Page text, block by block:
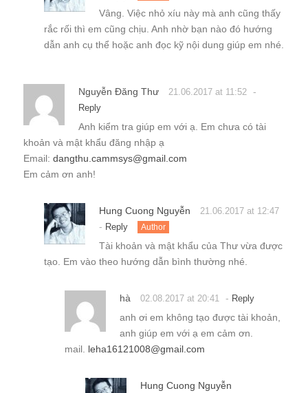
Vâng. Việc nhỏ xíu này mà anh cũng thấy
rắc rối thì em cũng chịu. Anh nhờ bạn nào đó hướng
dẫn anh cụ thể hoặc anh đọc kỹ nội dung giúp em nhé.
Nguyễn Đăng Thư 21.06.2017 at 11:52 -
Reply
Anh kiểm tra giúp em với ạ. Em chưa có tài
khoản và mật khẩu đăng nhập ạ
Email: dangthu.cammsys@gmail.com
Em cảm ơn anh!
Hung Cuong Nguyễn 21.06.2017 at 12:47
- Reply Author
Tài khoản và mật khẩu của Thư vừa được
tạo. Em vào theo hướng dẫn bình thường nhé.
hà 02.08.2017 at 20:41 - Reply
anh ơi em không tạo được tài khoản,
anh giúp em với ạ em cảm ơn.
mail. leha16121008@gmail.com
Hung Cuong Nguyễn